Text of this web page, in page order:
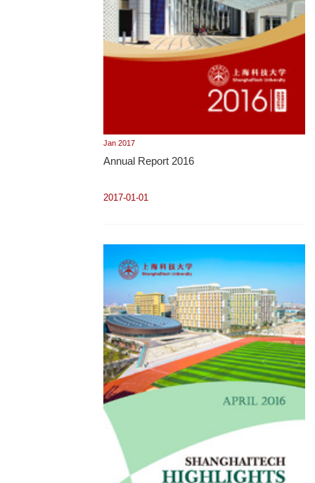
Jan 2017
Annual Report 2016
2017-01-01